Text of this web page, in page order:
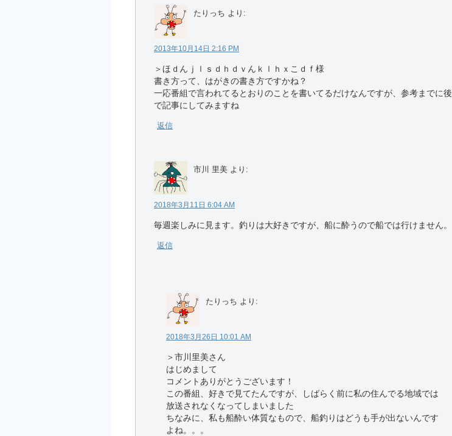
たりっち より:
2013年10月14日 2:16 PM
＞ほｄんｊｌｓｄｈｄｖんｋｌｈｘこｄｆ様
書き方って、はがきの書き方ですかね？
一応番組で言われてるとおりのことを書いてるだけなんですが、参考までに後
で記事にしてみますね
返信
市川 里美 より:
2018年3月11日 6:04 AM
毎週楽しみに見ます。釣りは大好きですが、船に酔うので船では行けません。
返信
たりっち より:
2018年3月26日 10:01 AM
＞市川里美さん
はじめまして
コメントありがとうございます！
この番組、好きで見てたんですが、しばらく前に私の住んでる地域では
放送されなくなってしまいました
ちなみに、私も船酔い体質なもので、船釣りはどうも手が出ないんです
よね。。。